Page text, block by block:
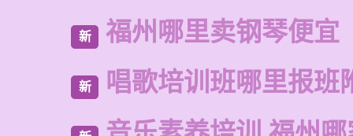
新 福州哪里卖钢琴便宜
新 唱歌培训班哪里报班